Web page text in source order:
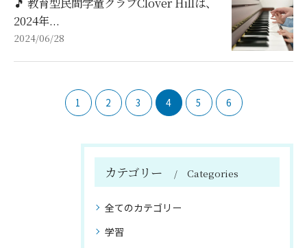
2024年...
2024/06/28
1 2 3 4 5 6
カテゴリー Categories
全てのカテゴリー
学習